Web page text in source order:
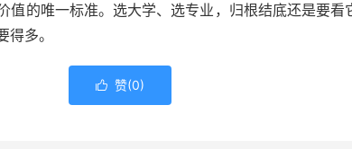
值的唯一标准。选大学、选专业，归根结底还是要看
多。
 赞(0)